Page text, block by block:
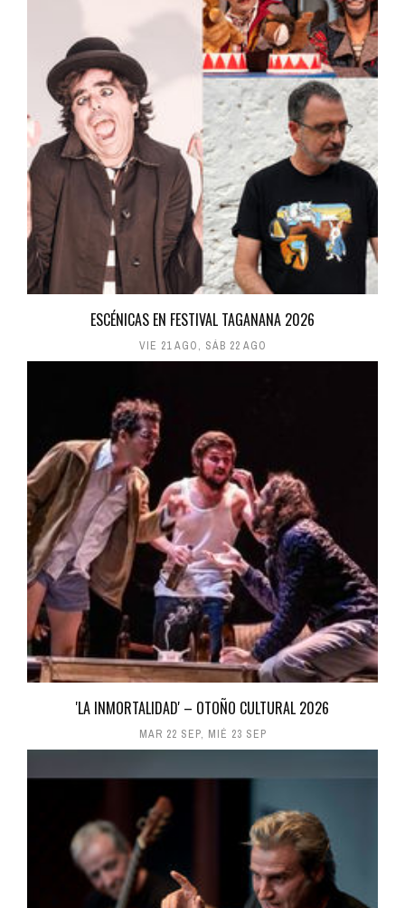
ESCÉNICAS EN FESTIVAL TAGANANA 2026
VIE 21 AGO, SÁB 22 AGO
'LA INMORTALIDAD' – OTOÑO CULTURAL 2026
MAR 22 SEP, MIÉ 23 SEP